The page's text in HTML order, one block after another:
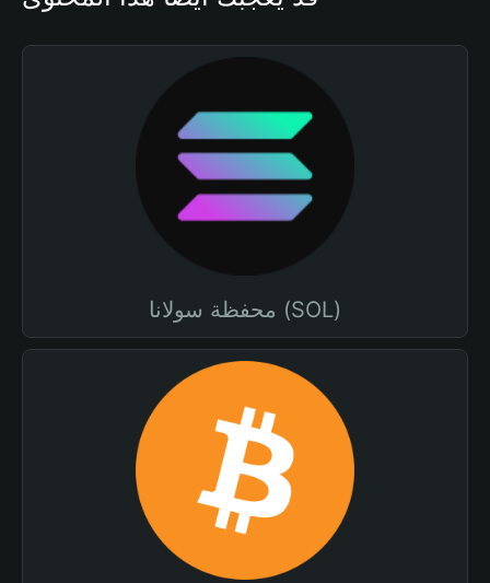
محفظة سولانا (SOL)